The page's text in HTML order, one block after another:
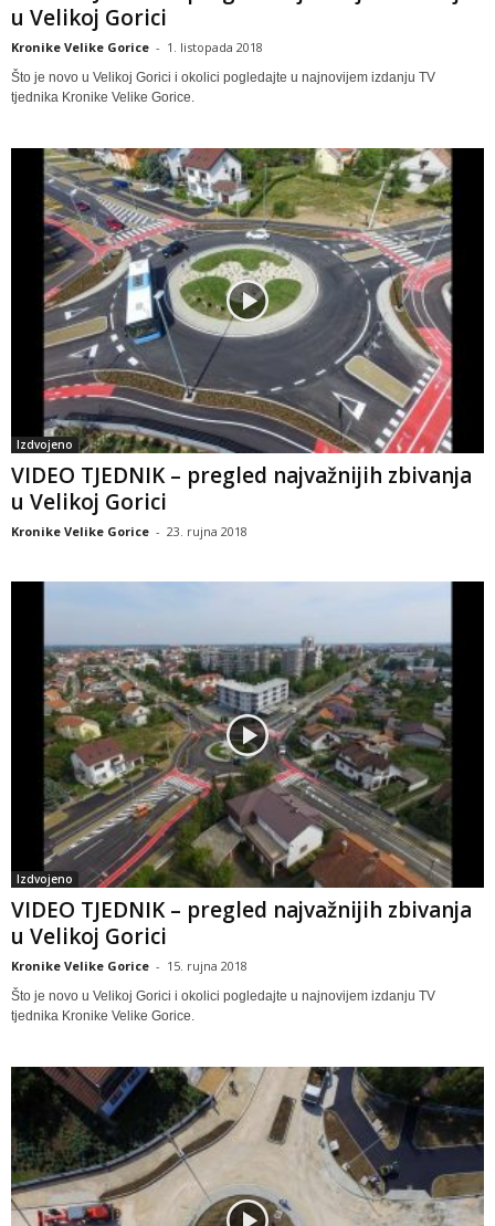
u Velikoj Gorici
Kronike Velike Gorice - 1. listopada 2018
Što je novo u Velikoj Gorici i okolici pogledajte u najnovijem izdanju TV
tjednika Kronike Velike Gorice.
Izdvojeno
VIDEO TJEDNIK – pregled najvažnijih zbivanja
u Velikoj Gorici
Kronike Velike Gorice - 23. rujna 2018
Izdvojeno
VIDEO TJEDNIK – pregled najvažnijih zbivanja
u Velikoj Gorici
Kronike Velike Gorice - 15. rujna 2018
Što je novo u Velikoj Gorici i okolici pogledajte u najnovijem izdanju TV
tjednika Kronike Velike Gorice.